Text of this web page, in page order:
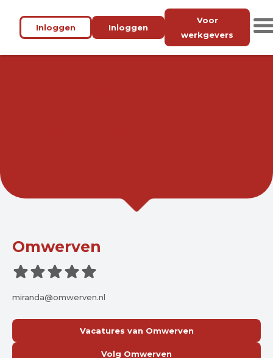
Inloggen Inloggen
Voor
werkgevers
Omwerven
miranda@omwerven.nl
Vacatures van Omwerven
Volg Omwerven